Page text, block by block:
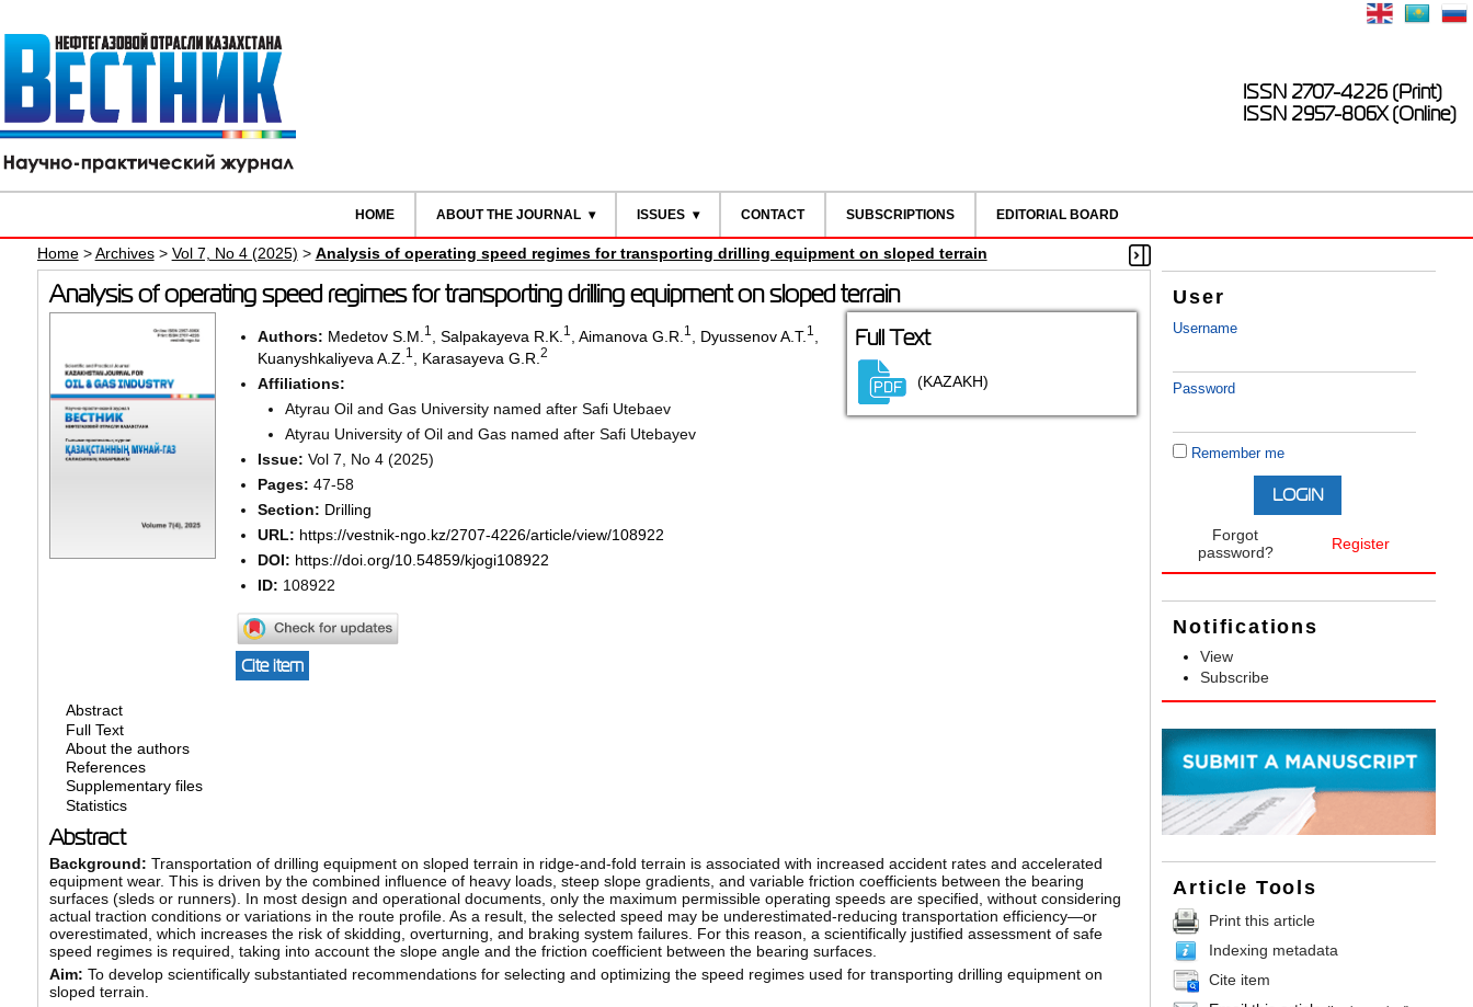
ISSN 2707-4226 (Print)
ISSN 2957-806X (Online)
HOME ABOUT THE JOURNAL ISSUES CONTACT SUBSCRIPTIONS EDITORIAL BOARD
User
Username
Password
Remember me
Forgot
password?
Register
Notifications
View
Subscribe
Article Tools
Print this article
Indexing metadata
Cite item
Home>Archives> Vol 7, No 4 (2025) > Analysis of operating speed regimes for transporting drilling equipment on sloped terrain
Analysis of operating speed regimes for transporting drilling equipment on sloped terrain
Authors: Меdеtоv S.М. 1 Salpakayeva R.K. 1 Aimanova G.R. 1 Dyussenov A.T. 1
Kuanyshkaliyeva A.Z. 1 Karasayeva G.R. 2
Affiliations:
Atyrau Oil and Gas University named after Safi Utebaev
Atyrau University of Oil and Gas named after Safi Utebayev
Issue: Vol 7, No 4 (2025)
Pages: 47-58
Section: Drilling
URL: https://vestnik-ngo.kz/2707-4226/article/view/108922
DOI: https://doi.org/10.54859/kjogi108922
ID: 108922
Cite item
Full Text
(KAZAKH)
Abstract
Full Text
About the authors
References
Supplementary files
Statistics
Abstract
Background: Transportation of drilling equipment on sloped terrain in ridge-and-fold terrain is associated with increased accident rates and accelerated
equipment wear. This is driven by the combined influence of heavy loads, steep slope gradients, and variable friction coefficients between the bearing
surfaces (sleds or runners). In most design and operational documents, only the maximum permissible operating speeds are specified, without considering
actual traction conditions or variations in the route profile. As a result, the selected speed may be underestimated-reducing transportation efficiency—or
overestimated, which increases the risk of skidding, overturning, and braking system failures. For this reason, a scientifically justified assessment of safe
speed regimes is required, taking into account the slope angle and the friction coefficient between the bearing surfaces.
Aim: To develop scientifically substantiated recommendations for selecting and optimizing the speed regimes used for transporting drilling equipment on
sloped terrain.